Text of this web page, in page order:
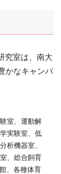
究室は、南大
かなキャンパ
室、運動解
実験室、低
析機器室、
、総合飼育
、各種体育